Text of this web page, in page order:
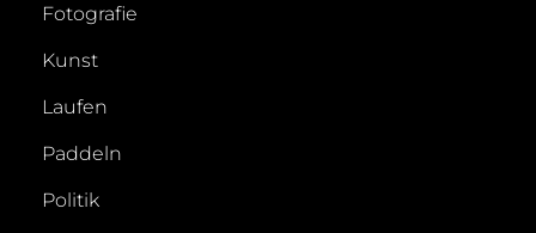
Fotografie
Kunst
Laufen
Paddeln
Politik